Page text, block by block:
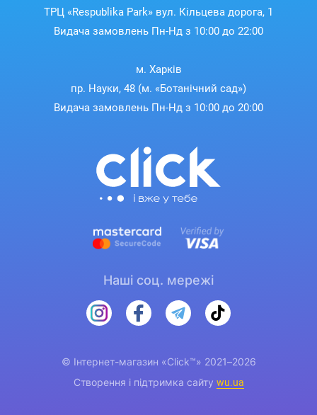
ТРЦ «Respublika Park» вул. Кільцева дорога, 1
Видача замовлень Пн-Нд з 10:00 до 22:00
м. Харків
пр. Науки, 48 (м. «Ботанічний сад»)
Видача замовлень Пн-Нд з 10:00 до 20:00
Наші соц. мережі
© Інтернет-магазин «Click™» 2021–2026
Створення і підтримка сайту wu.ua